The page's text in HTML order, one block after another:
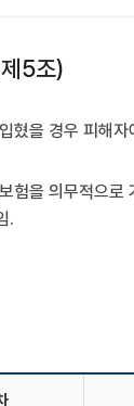
5조)
혔을 경우 피해
험을 의무적으
.